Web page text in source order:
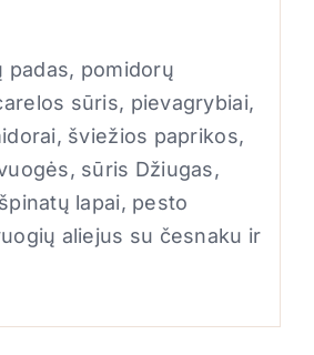
padas, pomidorų
sūris, pievagrybiai,
šviežios paprikos,
sūris Džiugas,
lapai, pesto
aliejus su česnaku ir